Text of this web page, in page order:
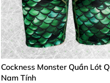
Cockness Monster Quần Lót
Nam Tính